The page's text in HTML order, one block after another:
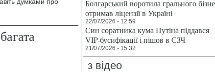
Болгарський воротила грального
отримав ліцензії в Україні
22/07/2026 - 12:59
Син соратника кума Путіна піддався
VIP-бусифікації і пішов в СЗЧ
21/07/2026 - 15:32
з відео